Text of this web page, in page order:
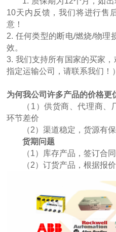
10天内反馈，我们将进行售
意！
2. 任何类型的断电/燃烧/物理
效。
3. 我们支持所有国家的买家
指定运输公司，请联系我们！
为何我公司许多产品的价格更
（1）供货商、代理商
环节差价
（2）渠道稳定，货源有
货期问题
（1）库存产品，签订合
（2）订货产品，根据报